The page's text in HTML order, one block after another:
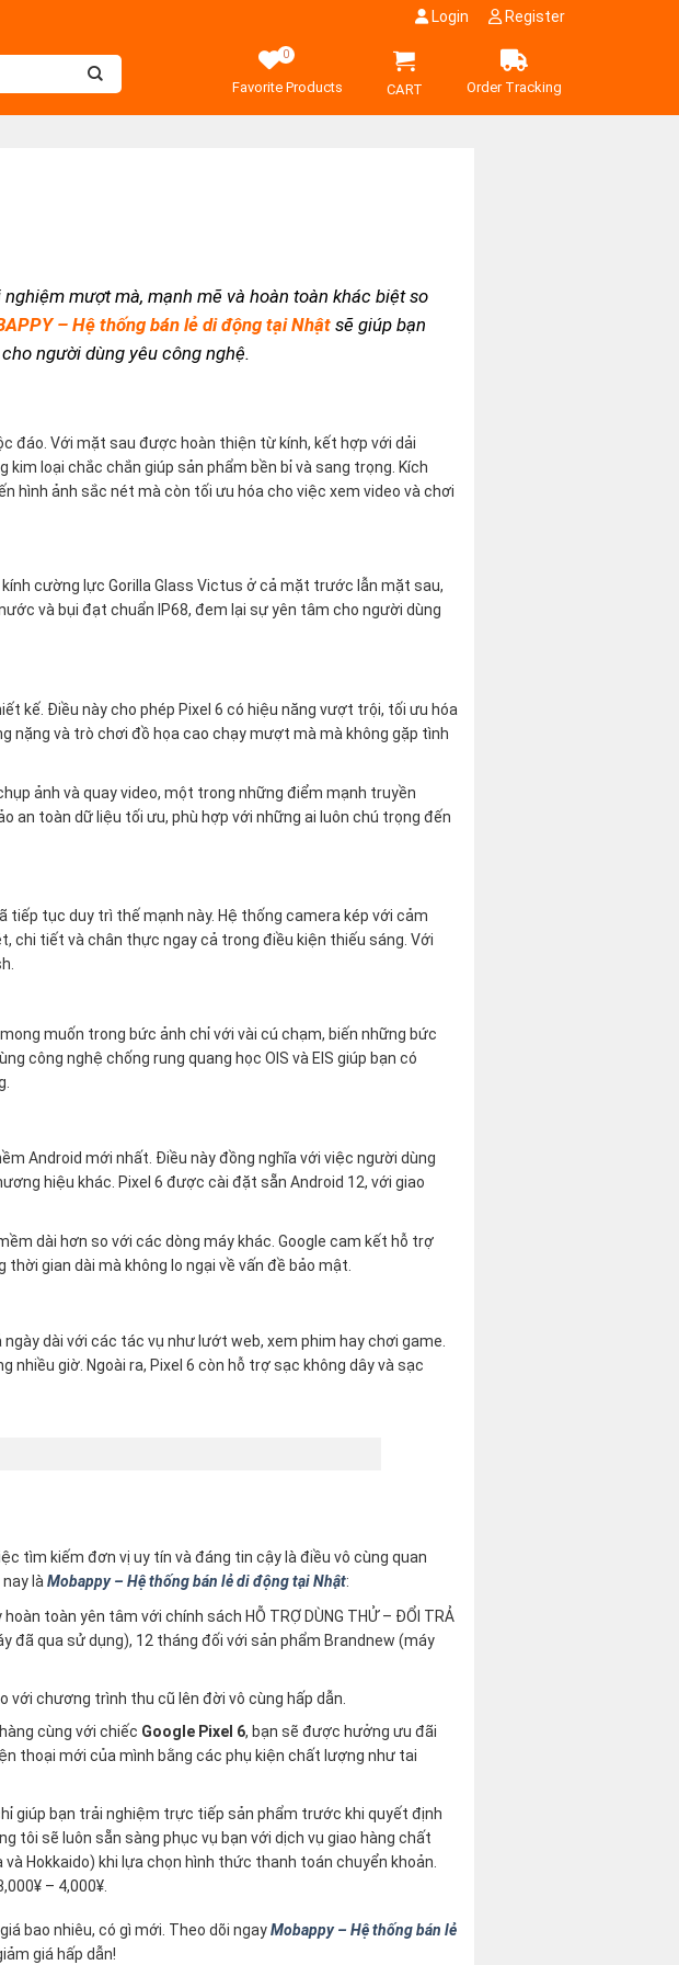
Login Register
0
Favorite Products CART Order Tracking
mượt mà, mạnh mẽ và hoàn toàn khác biệt so
– Hệ thống bán lẻ di động tại Nhật sẽ giúp bạn
người dùng yêu công nghệ.
đáo. Với mặt sau được hoàn thiện từ kính, kết hợp với dải
loại chắc chắn giúp sản phẩm bền bỉ và sang trọng. Kích
hình ảnh sắc nét mà còn tối ưu hóa cho việc xem video và chơi
cường lực Gorilla Glass Victus ở cả mặt trước lẫn mặt sau,
và bụi đạt chuẩn IP68, đem lại sự yên tâm cho người dùng
kế. Điều này cho phép Pixel 6 có hiệu năng vượt trội, tối ưu hóa
nặng và trò chơi đồ họa cao chạy mượt mà mà không gặp tình
ảnh và quay video, một trong những điểm mạnh truyền
an toàn dữ liệu tối ưu, phù hợp với những ai luôn chú trọng đến
tiếp tục duy trì thế mạnh này. Hệ thống camera kép với cảm
chi tiết và chân thực ngay cả trong điều kiện thiếu sáng. Với
muốn trong bức ảnh chỉ với vài cú chạm, biến những bức
công nghệ chống rung quang học OIS và EIS giúp bạn có
Android mới nhất. Điều này đồng nghĩa với việc người dùng
hiệu khác. Pixel 6 được cài đặt sẵn Android 12, với giao
dài hơn so với các dòng máy khác. Google cam kết hỗ trợ
gian dài mà không lo ngại về vấn đề bảo mật.
dài với các tác vụ như lướt web, xem phim hay chơi game.
giờ. Ngoài ra, Pixel 6 còn hỗ trợ sạc không dây và sạc
tìm kiếm đơn vị uy tín và đáng tin cậy là điều vô cùng quan
làMobappy – Hệ thống bán lẻ di động tại Nhật:
toàn yên tâm với chính sách HỖ TRỢ DÙNG THỬ – ĐỔI TRẢ
đã qua sử dụng), 12 tháng đối với sản phẩm Brandnew (máy
chương trình thu cũ lên đời vô cùng hấp dẫn.
cùng với chiếc Google Pixel 6, bạn sẽ được hưởng ưu đãi
thoại mới của mình bằng các phụ kiện chất lượng như tai
giúp bạn trải nghiệm trực tiếp sản phẩm trước khi quyết định
tôi sẽ luôn sẵn sàng phục vụ bạn với dịch vụ giao hàng chất
Hokkaido) khi lựa chọn hình thức thanh toán chuyển khoản.
– 4,000¥.
bao nhiêu, có gì mới. Theo dõi ngayMobappy – Hệ thống bán lẻ
giá hấp dẫn!